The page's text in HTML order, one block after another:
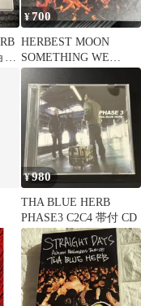
¥700
HERBEST MOON
SOMETHING WE
REALIZED CD
¥980
THA BLUE HERB
PHASE3 C2C4 帯付 CD